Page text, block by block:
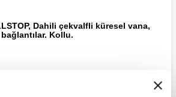
Dahili çekvalfli küresel vana,
Kollu.